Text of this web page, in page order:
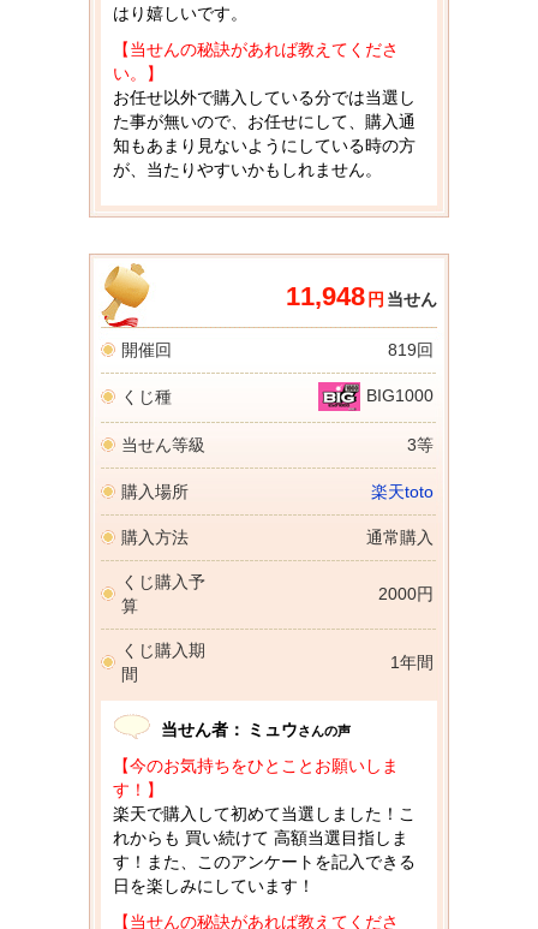
はり嬉しいです。
【当せんの秘訣があれば教えてくださ
い。】
お任せ以外で購入している分では当選し
た事が無いので、お任せにして、購入通
知もあまり見ないようにしている時の方
が、当たりやすいかもしれません。
11,948 円 当せん
開催回 819回
くじ種 BIG1000
当せん等級 3等
購入場所 楽天toto
購入方法 通常購入
くじ購入予
算
2000円
くじ購入期
間
1年間
当せん者： ミュウさんの声
【今のお気持ちをひとことお願いしま
す！】
楽天で購入して初めて当選しました！こ
れからも 買い続けて 高額当選目指しま
す！また、このアンケートを記入できる
日を楽しみにしています！
【当せんの秘訣があれば教えてくださ